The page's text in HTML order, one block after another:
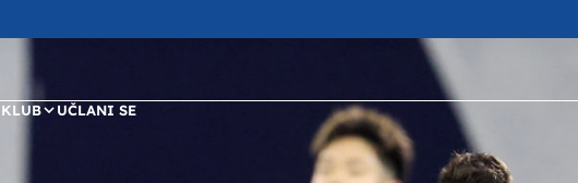
KLUB UČLANI SE